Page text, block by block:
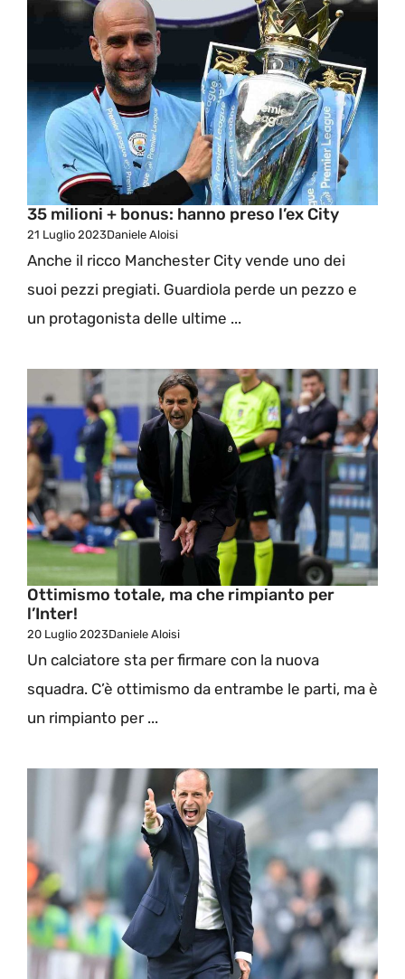
35 milioni + bonus: hanno preso l’ex City
21 Luglio 2023Daniele Aloisi
Anche il ricco Manchester City vende uno dei
suoi pezzi pregiati. Guardiola perde un pezzo e
un protagonista delle ultime ...
Ottimismo totale, ma che rimpianto per
l’Inter!
20 Luglio 2023Daniele Aloisi
Un calciatore sta per firmare con la nuova
squadra. C’è ottimismo da entrambe le parti, ma è
un rimpianto per ...